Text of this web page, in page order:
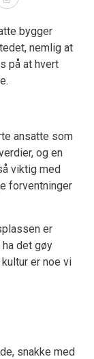
bygger
nemlig at
på at hvert
ansatte som
og en
viktig med
forventninger
er
det gøy
er noe vi
snakke med